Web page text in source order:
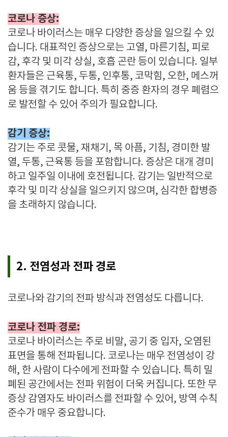
코로나 증상:
코로나 바이러스는 매우 다양한 증상을 일으킬 수 있
습니다. 대표적인 증상으로는 고열, 마른기침, 피로
감, 후각 및 미각 상실, 호흡 곤란 등이 있습니다. 일부
환자들은 근육통, 두통, 인후통, 코막힘, 오한, 메스꺼
움 등을 겪기도 합니다. 특히 중증 환자의 경우 폐렴으
로 발전할 수 있어 주의가 필요합니다.
감기 증상:
감기는 주로 콧물, 재채기, 목 아픔, 기침, 경미한 발
열, 두통, 근육통 등을 포함합니다. 증상은 대개 경미
하고 일주일 이내에 호전됩니다. 감기는 일반적으로
후각 및 미각 상실을 일으키지 않으며, 심각한 합병증
을 초래하지 않습니다.
2. 전염성과 전파 경로
코로나와 감기의 전파 방식과 전염성도 다릅니다.
코로나 전파 경로:
코로나 바이러스는 주로 비말, 공기 중 입자, 오염된
표면을 통해 전파됩니다. 코로나는 매우 전염성이 강
해, 한 사람이 다수에게 전파할 수 있습니다. 특히 밀
폐된 공간에서는 전파 위험이 더욱 커집니다. 또한 무
증상 감염자도 바이러스를 전파할 수 있어, 방역 수칙
준수가 매우 중요합니다.